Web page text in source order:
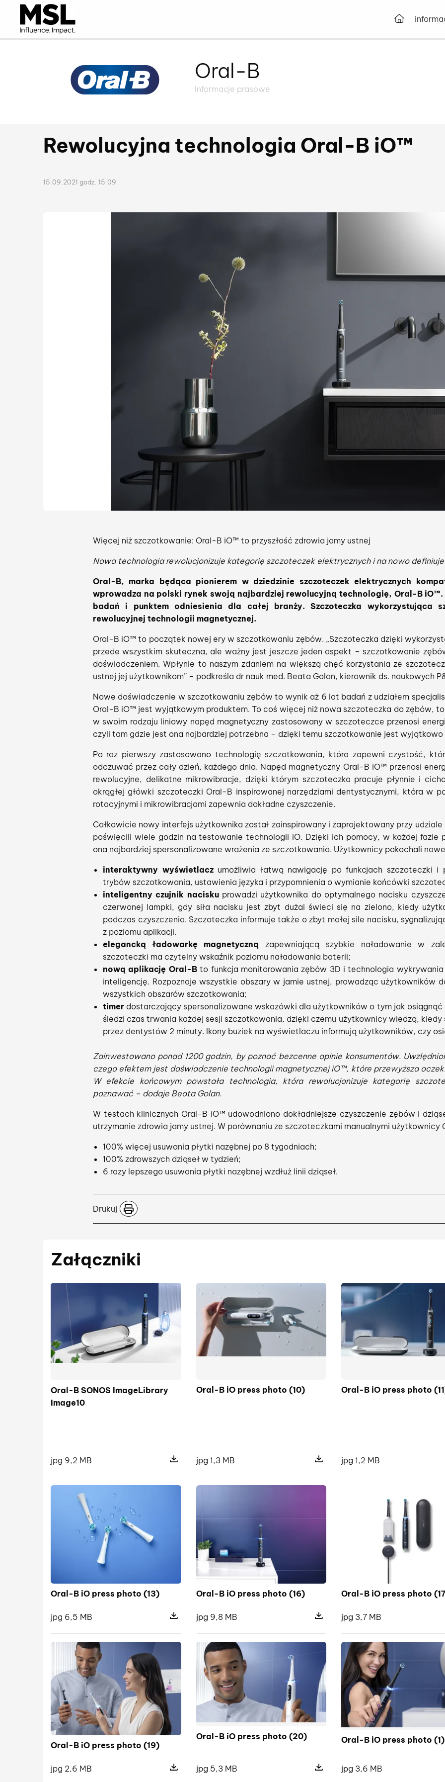
Przejdź
Oral-B
Informacje prasowe
Rewolucyjna technologia Oral-B iO™
15.09.2021 godz. 15:09
Więcej niż szczotkowanie: Oral-B iO™ to przyszłość zdrowia jamy ustnej
Nowa technologia rewolucjonizuje kategorię szczoteczek elektrycznych i na nowo
Oral-B, marka będąca pionierem w dziedzinie szczoteczek elektrycznych
wprowadza na polski rynek swoją najbardziej rewolucyjną technologię, Oral-B
badań i punktem odniesienia dla całej branży. Szczoteczka wykorzystująca
rewolucyjnej technologii magnetycznej.
Oral-B iO™ to początek nowej ery w szczotkowaniu zębów. „Szczoteczka dzięki
przede wszystkim skuteczna, ale ważny jest jeszcze jeden aspekt – szczotkowanie
doświadczeniem. Wpłynie to naszym zdaniem na większą chęć korzystania ze
ustnej jej użytkownikom” – podkreśla dr nauk med. Beata Golan, kierownik ds. naukowych
Nowe doświadczenie w szczotkowaniu zębów to wynik aż 6 lat badań z udziałem
Oral-B iO™ jest wyjątkowym produktem. To coś więcej niż nowa szczoteczka do zębów,
w swoim rodzaju liniowy napęd magnetyczny zastosowany w szczoteczce przenosi
czyli tam gdzie jest ona najbardziej potrzebna – dzięki temu szczotkowanie jest
Po raz pierwszy zastosowano technologię szczotkowania, która zapewni czystość,
odczuwać przez cały dzień, każdego dnia. Napęd magnetyczny Oral-B iO™ przenosi
rewolucyjne, delikatne mikrowibracje, dzięki którym szczoteczka pracuje płynnie i
okrągłej główki szczoteczki Oral-B inspirowanej narzędziami dentystycznymi, która w
rotacyjnymi i mikrowibracjami zapewnia dokładne czyszczenie.
Całkowicie nowy interfejs użytkownika został zainspirowany i zaprojektowany przy
poświęcili wiele godzin na testowanie technologii iO. Dzięki ich pomocy, w każdej fazie
ona najbardziej spersonalizowane wrażenia ze szczotkowania. Użytkownicy pokochali
interaktywny wyświetlaczumożliwia łatwą nawigację po funkcjach szczoteczki i
trybów szczotkowania, ustawienia języka i przypomnienia o wymianie końcówki
inteligentny czujnik naciskuprowadzi użytkownika do optymalnego nacisku
czerwonej lampki, gdy siła nacisku jest zbyt dużai świeci się na zielono, kiedy
podczas czyszczenia. Szczoteczka informuje także o zbyt małej sile nacisku,
z poziomu aplikacji.
elegancką ładowarkę magnetyczną zapewniającą szybkie naładowanie w
szczoteczki ma czytelny wskaźnik poziomu naładowania baterii;
nową aplikację Oral-Bto funkcja monitorowania zębów 3D i technologia wykrywania
inteligencję. Rozpoznaje wszystkie obszary w jamie ustnej, prowadząc użytkowników
wszystkich obszarów szczotkowania;
timer dostarczający spersonalizowane wskazówki dla użytkowników o tym jak
śledzi czas trwania każdej sesji szczotkowania, dzięki czemu użytkownicy wiedzą,
przez dentystów 2 minuty. Ikony buziek na wyświetlaczu informują użytkowników, czy
Zainwestowano ponad 1200 godzin, by poznać bezcenne opinie konsumentów.
czego efektem jest doświadczenie technologii magnetycznej iO™, które przewyższa
W efekcie końcowym powstała technologia, która rewolucjonizuje kategorię
poznawać – dodaje Beata Golan.
W testach klinicznych Oral-B iO™ udowodniono dokładniejsze czyszczenie zębów i
utrzymanie zdrowia jamy ustnej. W porównaniu ze szczoteczkami manualnymi
100% więcej usuwania płytki nazębnej po 8 tygodniach;
100% zdrowszych dziąseł w tydzień;
6 razy lepszego usuwania płytki nazębnej wzdłuż linii dziąseł.
Drukuj
Załączniki
Oral-B SONOS ImageLibrary
Image10
jpg 9,2 MB
Pokaż szczegóły pliku Oral-B SONOS ImageLibrary Image10
Oral-B iO press photo (10)
jpg 1,3 MB
Pokaż szczegóły pliku Oral-B iO
Oral-B iO press photo
jpg 1,2 MB
Oral-B iO press photo (13)
jpg 6,5 MB
Pokaż szczegóły pliku Oral-B iO press photo (13)
Oral-B iO press photo (16)
jpg 9,8 MB
Pokaż szczegóły pliku Oral-B iO
Oral-B iO press photo
jpg 3,7 MB
Oral-B iO press photo (19)
jpg 2,6 MB
Pokaż szczegóły pliku Oral-B iO press photo (19)
Oral-B iO press photo (20)
jpg 5,3 MB
Pokaż szczegóły pliku Oral-B iO
Oral-B iO press photo (1)
jpg 3,6 MB